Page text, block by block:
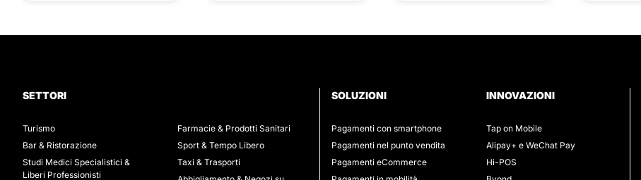
SETTORI
Turismo
Bar & Ristorazione
Studi Medici Specialistici &
Liberi Professionisti
Farmacie & Prodotti Sanitari
Sport & Tempo Libero
Taxi & Trasporti
SOLUZIONI
Pagamenti con smartphone
Pagamenti nel punto vendita
Pagamenti eCommerce
INNOVAZIONI
Tap on Mobile
Alipay+ e WeChat Pay
Hi-POS